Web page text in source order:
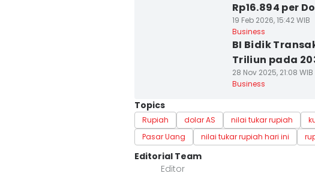
Rp16.894 per
19 Feb 2026, 15:42 WIB
Business
BI Bidik
Triliun pada
28 Nov 2025, 21:08 WIB
Business
Topics
Rupiah dolar AS nilai tukar rupiah
Pasar Uang
nilai tukar rupiah hari ini
Editorial Team
Editor